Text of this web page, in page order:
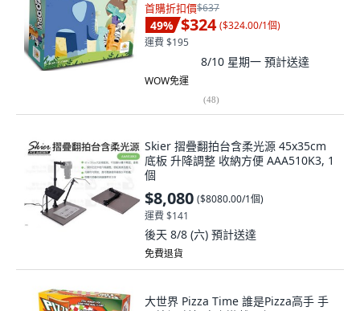
首購折扣價$637
49% $324 ($324.00/1個)
運費 $195
8/10 星期一 預計送達
WOW免運
(48)
Skier 摺疊翻拍台含柔光源 45x35cm
底板 升降調整 收納方便 AAA510K3, 1
個
$8,080 ($8080.00/1個)
運費 $141
後天 8/8 (六) 預計送達
免費退貨
大世界 Pizza Time 誰是Pizza高手 手